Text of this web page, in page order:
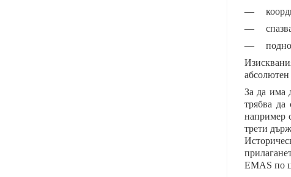
—
—
—
За да има
трябва да
например
трети
EMAS по